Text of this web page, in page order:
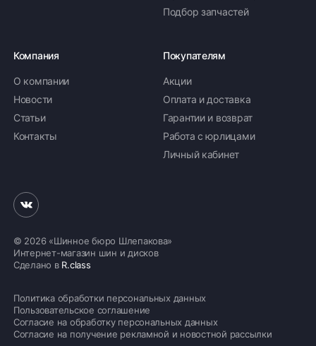
Подбор запчастей
Компания
О компании
Новости
Статьи
Контакты
Покупателям
Акции
Оплата и доставка
Гарантии и возврат
Работа с юрлицами
Личный кабинет
© 2026 «Шинное бюро Шлепакова»
Интернет-магазин шин и дисков
Сделано в R.class
Политика обработки персональных данных
Пользовательское соглашение
Согласие на обработку персональных данных
Согласие на получение рекламной и новостной рассылки